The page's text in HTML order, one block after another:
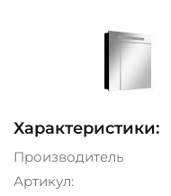
Характеристики:
Производитель
Артикул: